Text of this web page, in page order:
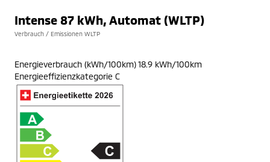
Intense 87 kWh, Automat (WLTP)
Verbrauch / Emissionen WLTP
Energieverbrauch (kWh/100km) 18.9 kWh/100km
Energieeffizienzkategorie C